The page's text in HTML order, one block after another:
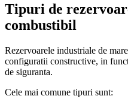
Tipuri de
combustibil
Rezervoarele industriale de
configuratii constructive, in
de siguranta.
Cele mai comune tipuri sunt: